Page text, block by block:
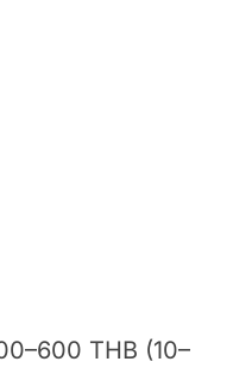
THB (10–